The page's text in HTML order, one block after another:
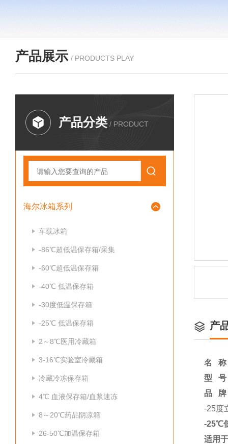
产品展示 / PRODUCTS PLAY
产品分类 / PRODUCT
海尔冰箱系列
车载冰箱
-86℃超低温保存箱/采集
-60℃超低温保存箱
-40℃ 低温保存箱
-30度低温保存箱
-25℃ 低温保存箱
2～8℃医用冷藏箱
3-16℃实验室冷藏箱
冷藏冷冻保存箱
4℃ 血液保存箱/血浆速冻
8～20℃药品阴凉箱
26-50℃加温保存箱
产
名 称
型 号
品 牌
-25度
-25℃
适用